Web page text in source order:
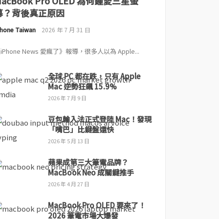
？背後真正原因
Taiwan 2026 年 7 月 31 日
News 愛瘋了》報導，很多人以為 Apple...
全球 PC 都在跌，只有 Apple
Mac 逆勢狂飆 15.9%
2026 年 7 月 9 日
豆包輸入法正式登陸 Mac！發現
「嘴巴」比鍵盤還快
2026 年 5 月 13 日
蘋果成第三大筆電品牌？
MacBook Neo 成關鍵推手
2026 年 4 月 27 日
MacBook Pro OLED 要來了！
2026 筆電市場大爆發